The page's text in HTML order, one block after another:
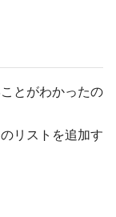
とがわかったの
リストを追加す